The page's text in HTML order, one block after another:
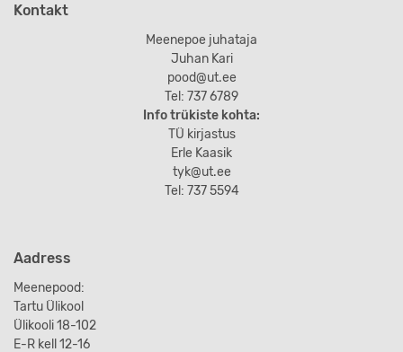
Kontakt
Meenepoe juhataja
Juhan Kari
pood@ut.ee
Tel: 737 6789
Info trükiste kohta:
TÜ kirjastus
Erle Kaasik
tyk@ut.ee
Tel: 737 5594
Aadress
Meenepood:
Tartu Ülikool
Ülikooli 18-102
E-R kell 12-16